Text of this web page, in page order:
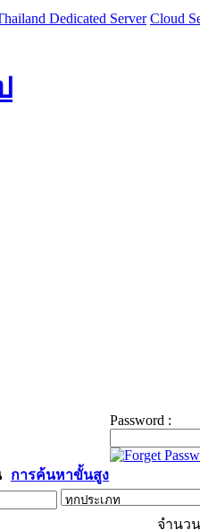
Dedicated Server Cloud
Password :
การค้นหาขั้นสูง
จำนว